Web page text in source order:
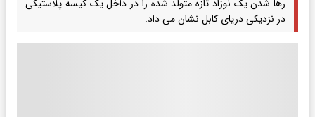
رها شدن یک نوزاد تازه متولد شده را در داخل یک کیسه پلاستیکی
در نزدیکی دریای کابل نشان می داد.